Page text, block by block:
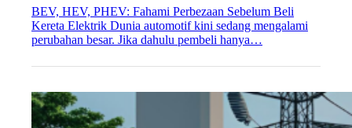
BEV, HEV, PHEV: Fahami Perbezaan Sebelum Beli
Kereta Elektrik Dunia automotif kini sedang mengalami
perubahan besar. Jika dahulu pembeli hanya…